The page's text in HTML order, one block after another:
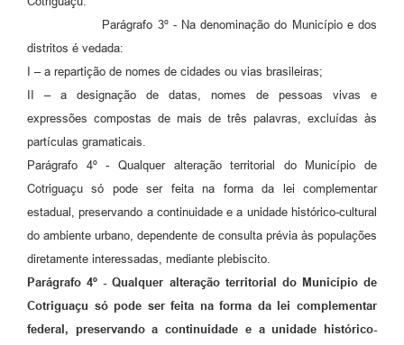
Parágrafo 3º - Na denominação do Município e dos
distritos é vedada:
I – a repartição de nomes de cidades ou vias brasileiras;
II – a designação de datas, nomes de pessoas vivas e
expressões compostas de mais de três palavras, excluídas às
partículas gramaticais.
Parágrafo 4º - Qualquer alteração territorial do Município de
Cotriguaçu só pode ser feita na forma da lei complementar
estadual, preservando a continuidade e a unidade histórico-cultural
do ambiente urbano, dependente de consulta prévia às populações
diretamente interessadas, mediante plebiscito.
Parágrafo 4º - Qualquer alteração territorial do Município de
Cotriguaçu só pode ser feita na forma da lei complementar
federal, preservando a continuidade e a unidade histórico-